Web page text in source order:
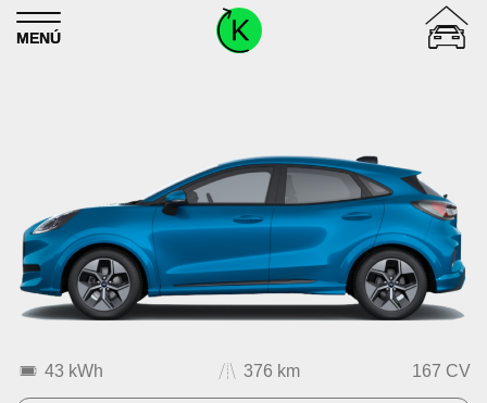
Skip to content
MENÚ
43 kWh 376 km 167 CV